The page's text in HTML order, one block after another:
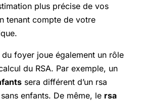
plus précise de vos
tenant compte de votre
foyer joue également un rôle
du RSA. Par exemple, un
sera différent d’un rsa
enfants. De même, le rsa